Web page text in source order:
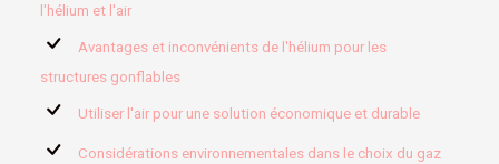
l'hélium et l'air
Avantages et inconvénients de l'hélium pour les
structures gonflables
Utiliser l'air pour une solution économique et durable
Considérations environnementales dans le choix du gaz